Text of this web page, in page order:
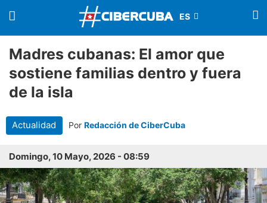
Madres cubanas: El amor que
sostiene familias dentro y fuera
de la isla
Actualidad Por Redacción de CiberCuba
Domingo, 10 Mayo, 2026 - 08:59